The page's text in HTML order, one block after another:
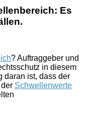
Es
? Auftraggeber und
in diesem
daran ist, dass der
Schwellenwerte